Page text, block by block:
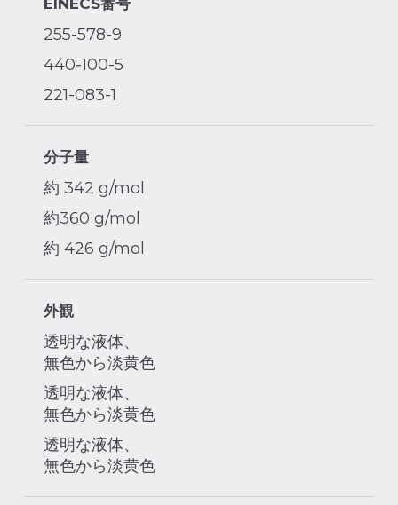
255-578-9
440-100-5
221-083-1
分子量
約 342 g/mol
約360 g/mol
約 426 g/mol
外観
透明な液体、
無色から淡黄色
透明な液体、
無色から淡黄色
透明な液体、
無色から淡黄色